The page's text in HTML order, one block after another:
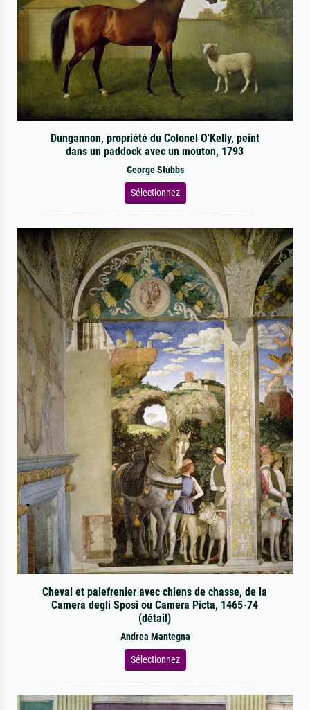
Dungannon, propriété du Colonel O'Kelly, peint
dans un paddock avec un mouton, 1793
George Stubbs
Sélectionnez
Cheval et palefrenier avec chiens de chasse, de la
Camera degli Sposi ou Camera Picta, 1465-74
(détail)
Andrea Mantegna
Sélectionnez